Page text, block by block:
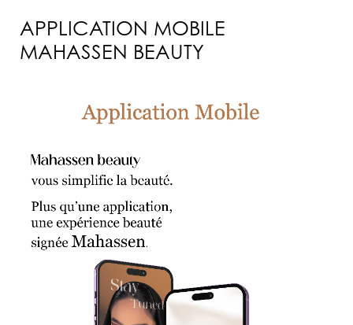
APPLICATION MOBILE
MAHASSEN BEAUTY